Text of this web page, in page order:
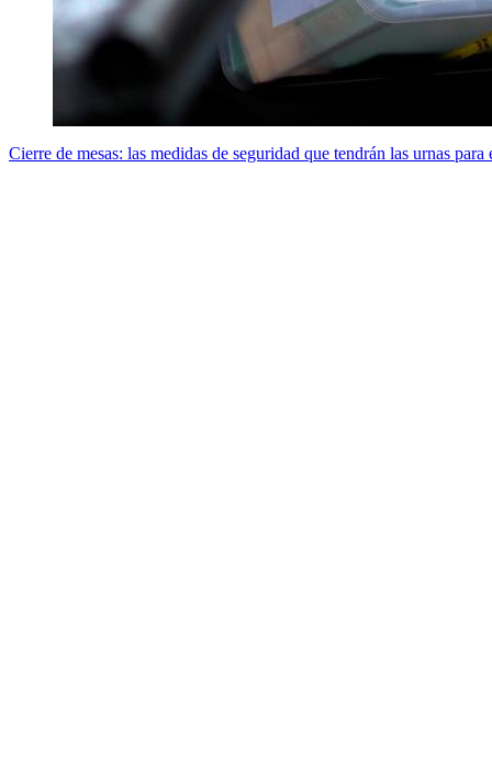
Cierre de mesas: las medidas de seguridad que tendrán las urnas